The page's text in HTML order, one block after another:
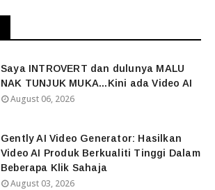
Saya INTROVERT dan dulunya MALU
NAK TUNJUK MUKA...Kini ada Video AI
August 06, 2026
Gently AI Video Generator: Hasilkan
Video AI Produk Berkualiti Tinggi Dalam
Beberapa Klik Sahaja
August 03, 2026